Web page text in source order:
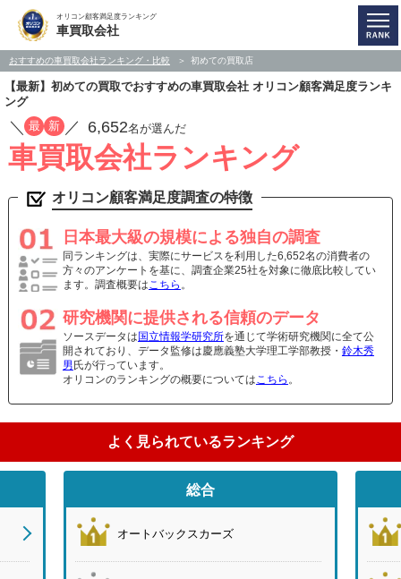
オリコン顧客満足度ランキング
車買取会社
おすすめの車買取会社ランキング・比較 初めての買取店
【最新】初めての買取でおすすめの車買取会社 オリコン顧客満足度ランキ
ング
／ 最 新 ／ 6,652名が選んだ
車買取会社ランキング
オリコン顧客満足度調査の特徴
日本最大級の規模による独自の調査
同ランキングは、実際にサービスを利用した6,652名の消費者の
方々のアンケートを基に、調査企業25社を対象に徹底比較してい
ます。調査概要はこちら 。
研究機関に提供される信頼のデータ
ソースデータは 国立情報学研究所を通じて学術研究機関に全て公
開されており、データ監修は慶應義塾大学理工学部教授・ 鈴木秀
男 氏が行っています。
オリコンのランキングの概要についてはこちら 。
よく見られているランキング
総合
オートバックスカーズ